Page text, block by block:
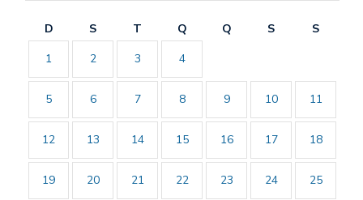
D S T Q Q S
S
1
2 3 4
5 6 7 8 9 10 11
12 13 14 15 16 17 18
19 20 21 22 23 24 25